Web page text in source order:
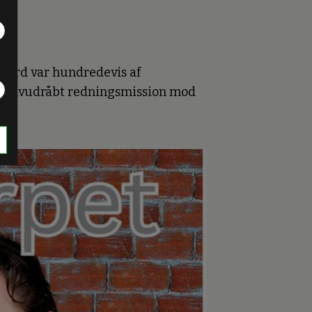
var hundredevis af
redningsmission mod